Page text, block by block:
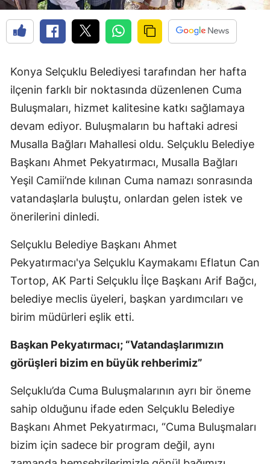
Konya Selçuklu Belediyesi tarafından her hafta
ilçenin farklı bir noktasında düzenlenen Cuma
Buluşmaları, hizmet kalitesine katkı sağlamaya
devam ediyor. Buluşmaların bu haftaki adresi
Musalla Bağları Mahallesi oldu. Selçuklu Belediye
Başkanı Ahmet Pekyatırmacı, Musalla Bağları
Yeşil Camii’nde kılınan Cuma namazı sonrasında
vatandaşlarla buluştu, onlardan gelen istek ve
önerilerini dinledi.
Selçuklu Belediye Başkanı Ahmet
Pekyatırmacı'ya Selçuklu Kaymakamı Eflatun Can
Tortop, AK Parti Selçuklu İlçe Başkanı Arif Bağcı,
belediye meclis üyeleri, başkan yardımcıları ve
birim müdürleri eşlik etti.
Başkan Pekyatırmacı; “Vatandaşlarımızın
görüşleri bizim en büyük rehberimiz”
Selçuklu’da Cuma Buluşmalarının ayrı bir öneme
sahip olduğunu ifade eden Selçuklu Belediye
Başkanı Ahmet Pekyatırmacı, “Cuma Buluşmaları
bizim için sadece bir program değil, aynı